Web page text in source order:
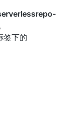
签下的